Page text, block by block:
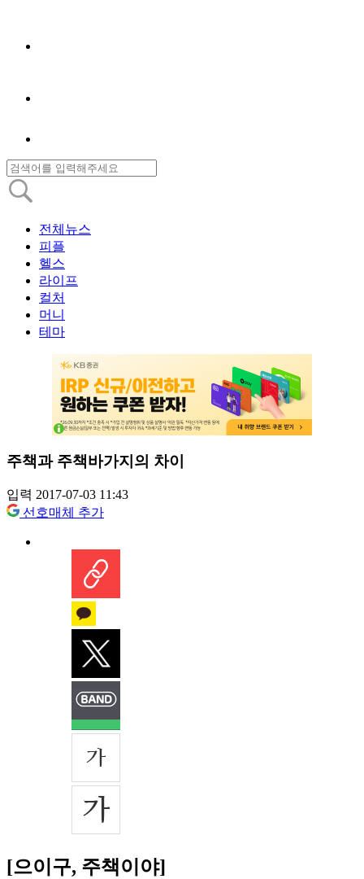
전체뉴스
피플
헬스
라이프
컬처
머니
테마
주책과 주책바가지의 차이
입력 2017-07-03 11:43
선호매체 추가
[으이구, 주책이야]